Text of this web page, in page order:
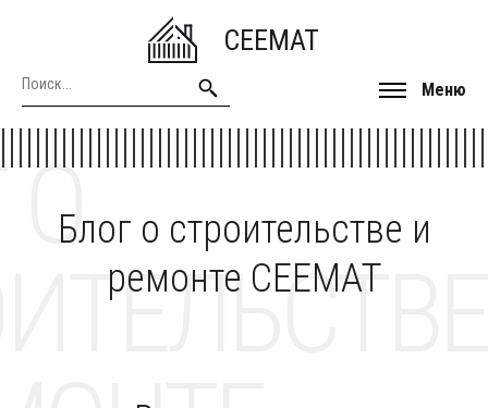
CEEMAT
Меню
Блог о строительстве и
ремонте CEEMAT
О